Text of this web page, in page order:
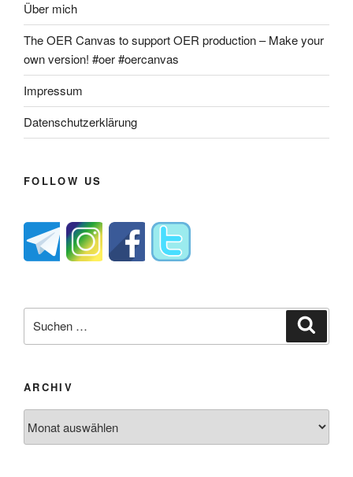
Über mich
The OER Canvas to support OER production – Make your
own version! #oer #oercanvas
Impressum
Datenschutzerklärung
FOLLOW US
nach:
ARCHIV